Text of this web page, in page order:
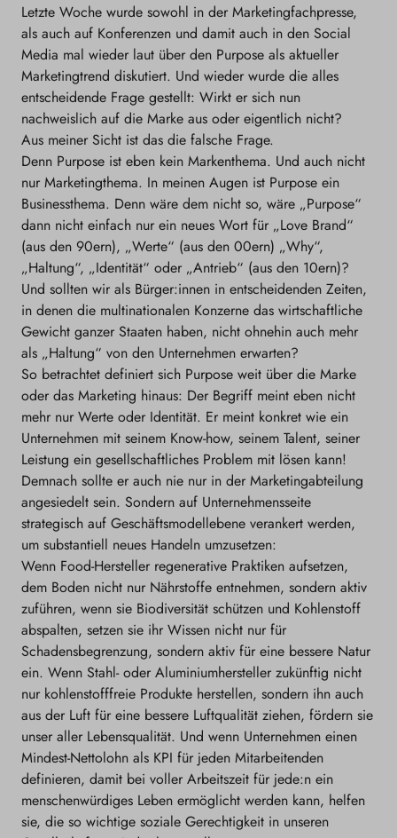
Letzte Woche wurde sowohl in der Marketingfachpresse,
als auch auf Konferenzen und damit auch in den Social
Media mal wieder laut über den Purpose als aktueller
Marketingtrend diskutiert. Und wieder wurde die alles
entscheidende Frage gestellt: Wirkt er sich nun
nachweislich auf die Marke aus oder eigentlich nicht?
Aus meiner Sicht ist das die falsche Frage.
Denn Purpose ist eben kein Markenthema. Und auch nicht
nur Marketingthema. In meinen Augen ist Purpose ein
Businessthema. Denn wäre dem nicht so, wäre „Purpose“
dann nicht einfach nur ein neues Wort für „Love Brand“
(aus den 90ern), „Werte“ (aus den 00ern) „Why“,
„Haltung“, „Identität“ oder „Antrieb“ (aus den 10ern)?
Und sollten wir als Bürger:innen in entscheidenden Zeiten,
in denen die multinationalen Konzerne das wirtschaftliche
Gewicht ganzer Staaten haben, nicht ohnehin auch mehr
als „Haltung“ von den Unternehmen erwarten?
So betrachtet definiert sich Purpose weit über die Marke
oder das Marketing hinaus: Der Begriff meint eben nicht
mehr nur Werte oder Identität. Er meint konkret wie ein
Unternehmen mit seinem Know-how, seinem Talent, seiner
Leistung ein gesellschaftliches Problem mit lösen kann!
Demnach sollte er auch nie nur in der Marketingabteilung
angesiedelt sein. Sondern auf Unternehmensseite
strategisch auf Geschäftsmodellebene verankert werden,
um substantiell neues Handeln umzusetzen:
Wenn Food-Hersteller regenerative Praktiken aufsetzen,
dem Boden nicht nur Nährstoffe entnehmen, sondern aktiv
zuführen, wenn sie Biodiversität schützen und Kohlenstoff
abspalten, setzen sie ihr Wissen nicht nur für
Schadensbegrenzung, sondern aktiv für eine bessere Natur
ein. Wenn Stahl- oder Aluminiumhersteller zukünftig nicht
nur kohlenstofffreie Produkte herstellen, sondern ihn auch
aus der Luft für eine bessere Luftqualität ziehen, fördern sie
unser aller Lebensqualität. Und wenn Unternehmen einen
Mindest-Nettolohn als KPI für jeden Mitarbeitenden
definieren, damit bei voller Arbeitszeit für jede:n ein
menschenwürdiges Leben ermöglicht werden kann, helfen
sie, die so wichtige soziale Gerechtigkeit in unseren